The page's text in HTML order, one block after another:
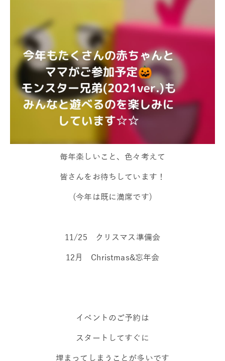
毎年楽しいこと、色々考えて
皆さんをお待ちしています！
(今年は既に満席です)
11/25 クリスマス準備会
12月 Christmas&忘年会
イベントのご予約は
スタートしてすぐに
埋まってしまうことが多いです